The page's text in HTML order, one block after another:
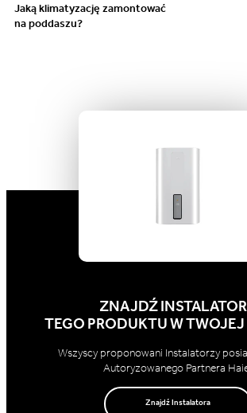
Jaką klimatyzację zamontować
na poddaszu?
ZNAJDŹ
TEGO PRODUKTU W
Wszyscy proponowani Instalatorzy
Autoryzowanego Partnera
Znajdź Instalatora